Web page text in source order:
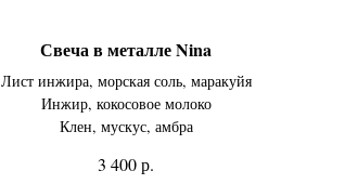
Свеча в металле Nina
Лист инжира, морская соль, маракуйя
Инжир, кокосовое молоко
Клен, мускус, амбра
3 400р.